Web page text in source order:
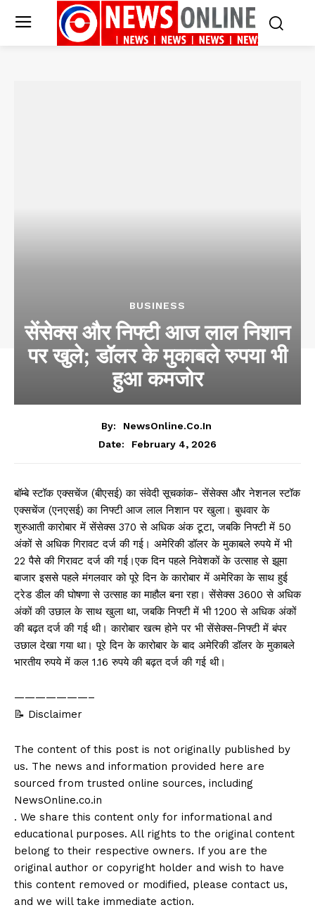
BUSINESS
सेंसेक्स और निफ्टी आज लाल निशान
पर खुले; डॉलर के मुकाबले रुपया भी
हुआ कमजोर
By:
NewsOnline.co.in
Date:
February 4, 2026
बॉम्बे स्टॉक एक्सचेंज (बीएसई) का संवेदी सूचकांक- सेंसेक्स और नेशनल स्टॉक
एक्सचेंज (एनएसई) का निफ्टी आज लाल निशान पर खुला। बुधवार के
शुरुआती कारोबार में सेंसेक्स 370 से अधिक अंक टूटा, जबकि निफ्टी में 50
अंकों से अधिक गिरावट दर्ज की गई। अमेरिकी डॉलर के मुकाबले रुपये में भी
22 पैसे की गिरावट दर्ज की गई।एक दिन पहले निवेशकों के उत्साह से झूमा
बाजार इससे पहले मंगलवार को पूरे दिन के कारोबार में अमेरिका के साथ हुई
ट्रेड डील की घोषणा से उत्साह का माहौल बना रहा। सेंसेक्स 3600 से अधिक
अंकों की उछाल के साथ खुला था, जबकि निफ्टी में भी 1200 से अधिक अंकों
की बढ़त दर्ज की गई थी। कारोबार खत्म होने पर भी सेंसेक्स-निफ्टी में बंपर
उछाल देखा गया था। पूरे दिन के कारोबार के बाद अमेरिकी डॉलर के मुकाबले
भारतीय रुपये में कल 1.16 रुपये की बढ़त दर्ज की गई थी।
———————–
📝 Disclaimer
The content of this post is not originally published by
us. The news and information provided here are
sourced from trusted online sources, including
NewsOnline.co.in
. We share this content only for informational and
educational purposes. All rights to the original content
belong to their respective owners. If you are the
original author or copyright holder and wish to have
this content removed or modified, please contact us,
and we will take immediate action.